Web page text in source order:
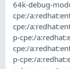
64k-debug-
cpe:/
cpe:/
p-cpe:/
cpe:/
p-cpe:/